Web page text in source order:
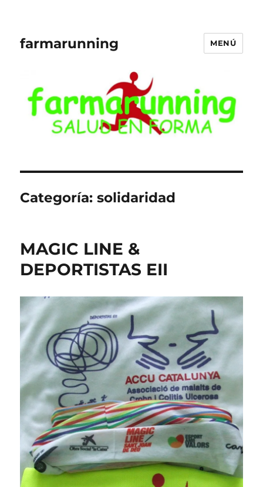
farmarunning MENÚ
Categoría:solidaridad
MAGIC LINE &
DEPORTISTAS EII